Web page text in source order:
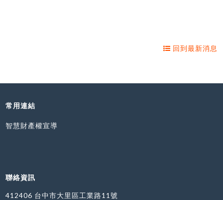
回到最新消息
常用連結
智慧財產權宣導
聯絡資訊
412406 台中市大里區工業路11號